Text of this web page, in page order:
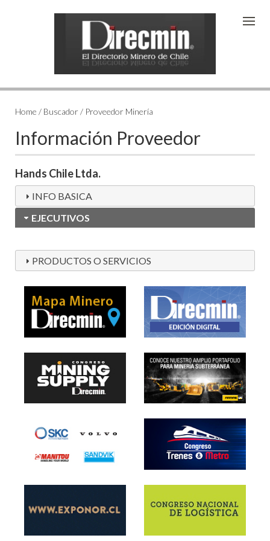
Home / Buscador / Proveedor Minería
Información Proveedor
Hands Chile Ltda.
INFO BASICA
EJECUTIVOS
PRODUCTOS O SERVICIOS